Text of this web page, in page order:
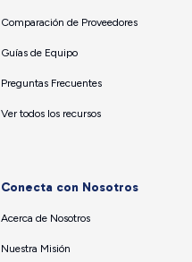
Comparación de Proveedores
Guías de Equipo
Preguntas Frecuentes
Ver todos los recursos
Conecta con Nosotros
Acerca de Nosotros
Nuestra Misión